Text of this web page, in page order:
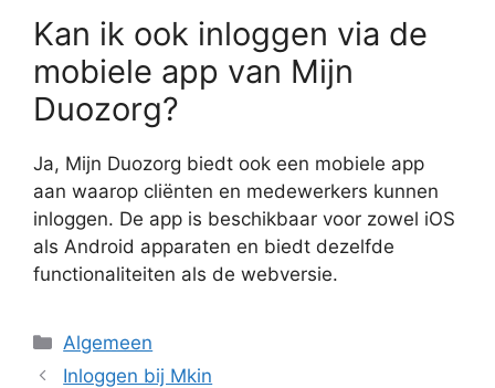
Kan ik ook inloggen via de
mobiele app van Mijn
Duozorg?
Ja, Mijn Duozorg biedt ook een mobiele app
aan waarop cliënten en medewerkers kunnen
inloggen. De app is beschikbaar voor zowel iOS
als Android apparaten en biedt dezelfde
functionaliteiten als de webversie.
Categorieën
Algemeen
Inloggen bij Mkin